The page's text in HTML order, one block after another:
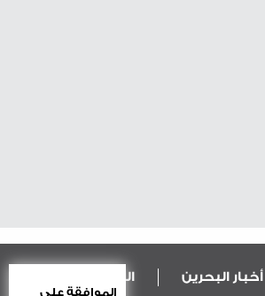
أخبار البحرين المال و الاقتصاد
الموافقة على